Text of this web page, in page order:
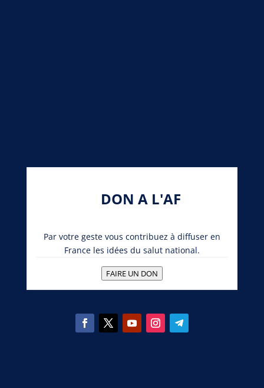
DON A L'AF
Par votre geste vous contribuez à diffuser en
France les idées du salut national.
FAIRE UN DON